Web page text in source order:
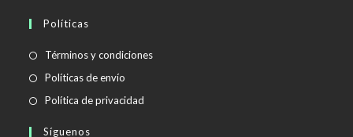
Políticas
Términos y condicionesSe
Políticas de envío
abre
Política de privacidad
Síguenos